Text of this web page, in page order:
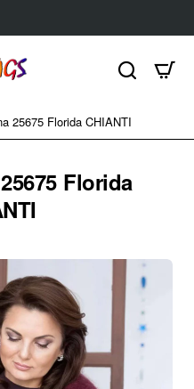
Florida
25675 Florida CHIANTI